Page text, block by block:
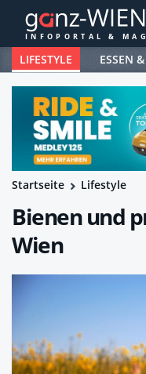
LIFESTYLE ESSEN
Startseite Lifestyle
Bienen und
Wien